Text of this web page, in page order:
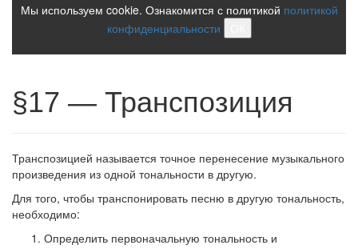
Мы используем cookie. Ознакомится с политикой политикой
конфиденциальности
§17 — Транспозиция
Транспозицией называется точное перенесение музыкального
про­изведения из одной тональности в другую.
Для того, чтобы транспонировать песню в другую тональность,
не­обходимо:
Определить первоначальную тональность и